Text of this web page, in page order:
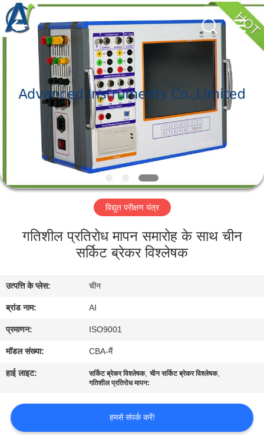
उत्पादों
में
भ्रमण
नियंत्रण
संपर्क
करें
मामलों
Advanced
Instruments
Co.,Limited.
All
Rights
विद्युत परीक्षण यंत्र
गतिशील प्रतिरोध मापन समारोह के साथ चीन
सर्किट ब्रेकर विश्लेषक
उत्पत्ति के प्लेस: चीन
ब्रांड नाम: AI
प्रमाणन: ISO9001
मॉडल संख्या: CBA-मैं
हाई लाइट: सर्किट ब्रेकर विश्लेषक,चीन सर्किट ब्रेकर विश्लेषक,
गतिशील प्रतिरोध मापन:
हमसे संपर्क करें!